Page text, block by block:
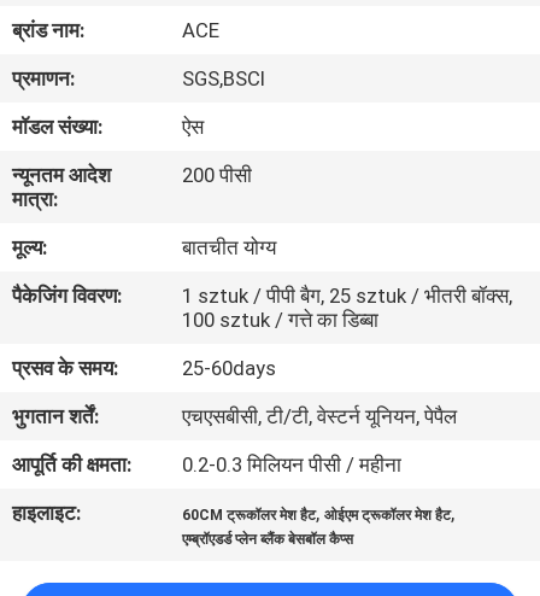
हमारे
बारे
कारखाना
गुणवत्ता
नियंत्रण
संपर्क
करें
ब्रांड नाम:
ACE
प्रमाणन:
SGS,BSCI
मॉडल संख्या:
ऐस
न्यूनतम आदेश
मात्रा:
200 पीसी
मूल्य:
बातचीत योग्य
पैकेजिंग विवरण:
1 sztuk / पीपी बैग, 25 sztuk / भीतरी बॉक्स,
100 sztuk / गत्ते का डिब्बा
प्रसव के समय:
25-60days
भुगतान शर्तें:
एचएसबीसी, टी/टी, वेस्टर्न यूनियन, पेपैल
आपूर्ति की क्षमता:
0.2-0.3 मिलियन पीसी / महीना
हाइलाइट:
60CM ट्रूकॉलर मेश हैट,ओईएम ट्रूकॉलर मेश हैट,
एम्ब्रॉएडर्ड प्लेन ब्लैंक बेसबॉल कैप्स